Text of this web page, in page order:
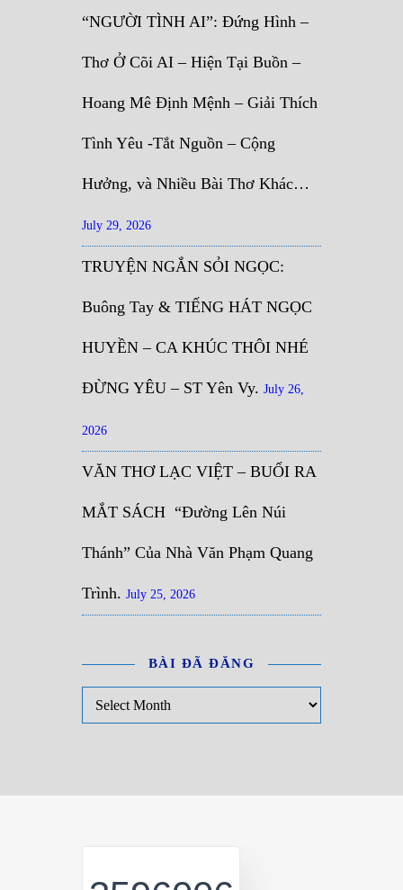
“NGƯỜI TÌNH AI”: Đứng Hình –
Thơ Ở Cõi AI – Hiện Tại Buồn –
Hoang Mê Định Mệnh – Giải Thích
Tình Yêu -Tắt Nguồn – Cộng
Hưởng, và Nhiều Bài Thơ Khác…
July 29, 2026
TRUYỆN NGẮN SỎI NGỌC:
Buông Tay & TIẾNG HÁT NGỌC
HUYỀN – CA KHÚC THÔI NHÉ
ĐỪNG YÊU – ST Yên Vy. July 26,
2026
VĂN THƠ LẠC VIỆT – BUỔI RA
MẮT SÁCH “Đường Lên Núi
Thánh” Của Nhà Văn Phạm Quang
Trình. July 25, 2026
BÀI ĐÃ ĐĂNG